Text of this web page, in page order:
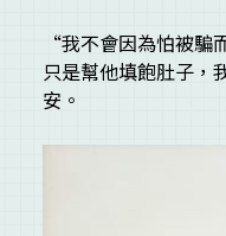
“我不會因為怕被
只是幫他填飽肚子，
安。